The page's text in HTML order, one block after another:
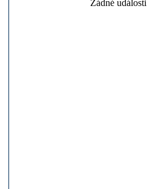
Žádné události